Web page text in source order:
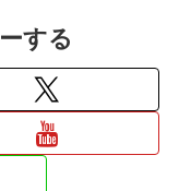
する